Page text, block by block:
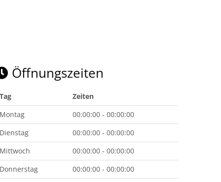
Öffnungszeiten
Tag
Zeiten
Montag
00:00:00 - 00:00:00
Dienstag
00:00:00 - 00:00:00
Mittwoch
00:00:00 - 00:00:00
Donnerstag
00:00:00 - 00:00:00